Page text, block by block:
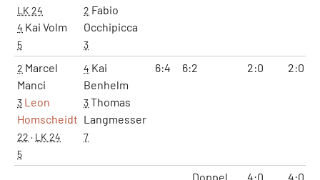
LK 24
4 Kai Volm
5
2 Fabio
Occhipicca
3
2 Marcel
Manci
3 Leon
Homscheidt
22 · LK 24
5
4 Kai
Benhelm
3Thomas
Langmesser
7
6:4 6:2 2:0 2:0
Doppel 4:0
4:0